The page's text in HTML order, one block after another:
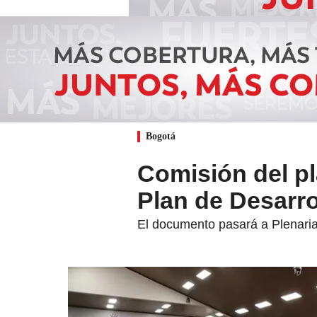
Bogotá
Comisión del
Plan de
El documento pasará a